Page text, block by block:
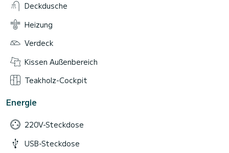
Deckdusche
Heizung
Verdeck
Kissen Außenbereich
Teakholz-Cockpit
Energie
220V-Steckdose
USB-Steckdose